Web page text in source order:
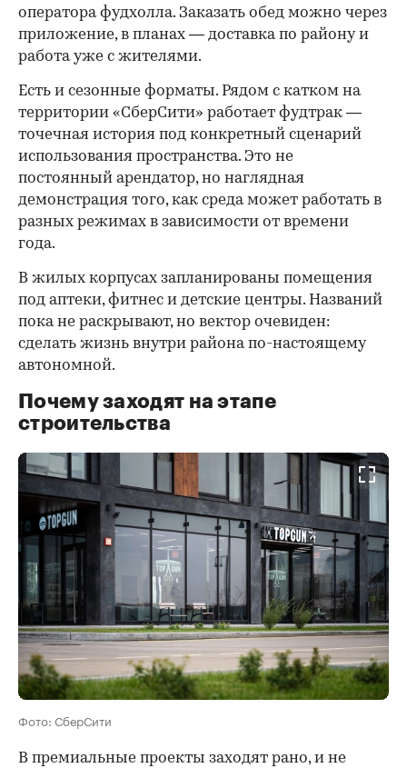
оператора фудхолла. Заказать обед можно через
приложение, в планах — доставка по району и
работа уже с жителями.
Есть и сезонные форматы. Рядом с катком на
территории «СберСити» работает фудтрак —
точечная история под конкретный сценарий
использования пространства. Это не
постоянный арендатор, но наглядная
демонстрация того, как среда может работать в
разных режимах в зависимости от времени
года.
В жилых корпусах запланированы помещения
под аптеки, фитнес и детские центры. Названий
пока не раскрывают, но вектор очевиден:
сделать жизнь внутри района по-настоящему
автономной.
Почему заходят на этапе
строительства
Фото: СберСити
В премиальные проекты заходят рано, и не